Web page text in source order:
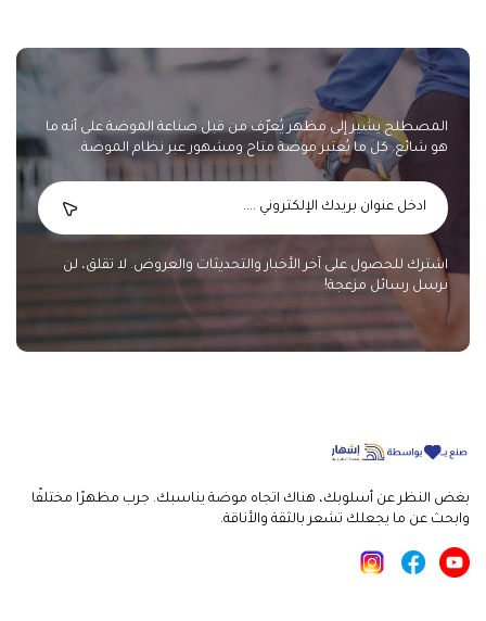
المصطلح يشير إلى مظهر يُعرّف من قبل صناعة الموضة على أنه ما
هو شائع. كل ما يُعتبر موضة متاح ومشهور عبر نظام الموضة.
اشترك للحصول على آخر الأخبار والتحديثات والعروض. لا تقلق، لن
نرسل رسائل مزعجة!
بغض النظر عن أسلوبك، هناك اتجاه موضة يناسبك. جرب مظهرًا مختلفًا
وابحث عن ما يجعلك تشعر بالثقة والأناقة.